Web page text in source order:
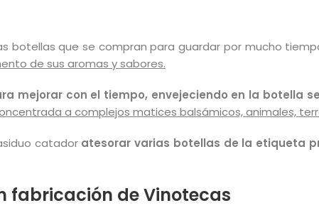
botellas que se compran para guardar por mucho
de sus aromas y sabores.
mejorar con el tiempo, envejeciendo en la botella
a complejos matices balsámicos, animales,
catador atesorar varias botellas de la etiqueta
fabricación de Vinotecas